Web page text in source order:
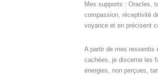
Mes supports : Oracles,
compassion, réceptivité
voyance et en précisent
A partir de mes ressentis
cachées, je discerne les
énergies, non perçues,